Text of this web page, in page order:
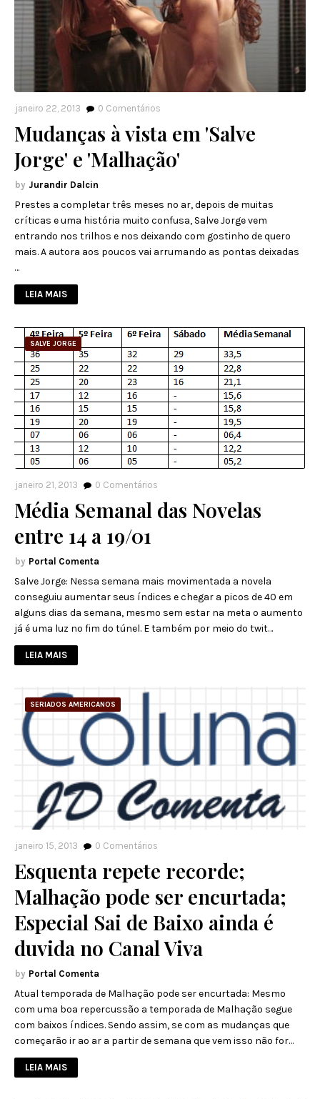
janeiro 22, 2013 0 Comentários
Mudanças à vista em 'Salve
Jorge' e 'Malhação'
Jurandir Dalcin
Prestes a completar três meses no ar, depois de muitas
críticas e uma história muito confusa, Salve Jorge vem
entrando nos trilhos e nos deixando com gostinho de quero
mais. A autora aos poucos vai arrumando as pontas deixadas
…
LEIA MAIS
SALVE JORGE
janeiro 21, 2013 0 Comentários
Média Semanal das Novelas
entre 14 a 19/01
Portal Comenta
Salve Jorge: Nessa semana mais movimentada a novela
conseguiu aumentar seus índices e chegar a picos de 40 em
alguns dias da semana, mesmo sem estar na meta o aumento
já é uma luz no fim do túnel. E também por meio do twit…
LEIA MAIS
SERIADOS AMERICANOS
janeiro 15, 2013 0 Comentários
Esquenta repete recorde;
Malhação pode ser encurtada;
Especial Sai de Baixo ainda é
duvida no Canal Viva
Portal Comenta
Atual temporada de Malhação pode ser encurtada: Mesmo
com uma boa repercussão a temporada de Malhação segue
com baixos índices. Sendo assim, se com as mudanças que
começarão ir ao ar a partir de semana que vem isso não for…
LEIA MAIS